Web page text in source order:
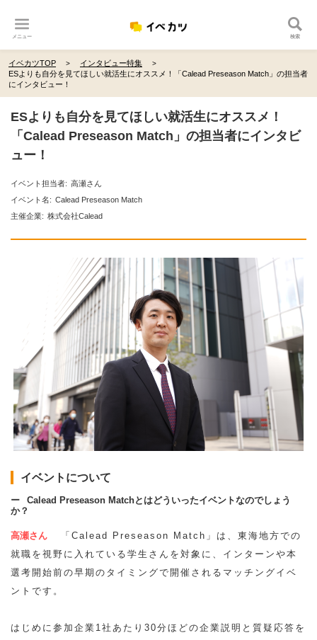
メニュー 検索
イベカツTOP
インタビュー特集
ESよりも自分を見てほしい就活生にオススメ！「Calead Preseason Match」の担当者
にインタビュー！
ESよりも自分を見てほしい就活生にオススメ！
「Calead Preseason Match」の担当者にインタビ
ュー！
イベント担当者: 高瀬さん
イベント名: Calead Preseason Match
主催企業: 株式会社Calead
イベントについて
Calead Preseason Matchとはどういったイベントなのでしょう
か？
高瀬さん
「Calead Preseason Match」は、東海地方での
就職を視野に入れている学生さんを対象に、インターンや本
選考開始前の早期のタイミングで開催されるマッチングイベ
ントです。
はじめに参加企業1社あたり30分ほどの企業説明と質疑応答を